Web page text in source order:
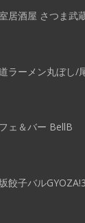
居酒屋 さつま武
ラーメン丸ぼし/
ェ＆バー BellB
餃子バル